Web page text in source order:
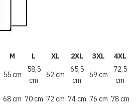
M L XL 2XL 3XL
4XL
55 cm
58,5
cm
62 cm
65,5
cm
69 cm
72,5
cm
68 cm 70 cm 72 cm 74 cm 76 cm 78 cm